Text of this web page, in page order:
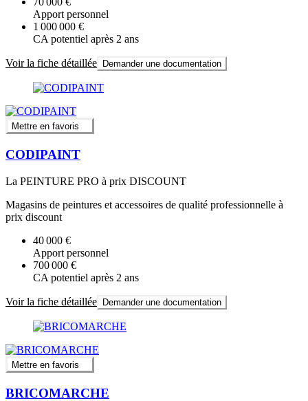
Apport personnel
1 000 000 €
CA potentiel après 2 ans
Voir la fiche détaillée Demander une documentation
Mettre en favoris
CODIPAINT
La PEINTURE PRO à prix DISCOUNT
Magasins de peintures et accessoires de qualité professionnelle à
prix discount
40 000 €
Apport personnel
700 000 €
CA potentiel après 2 ans
Voir la fiche détaillée Demander une documentation
Mettre en favoris
BRICOMARCHE